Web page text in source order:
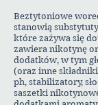
Beztytoniowe
stanowią
które zażywa się
zawiera nikotynę
dodatków, w tym
(oraz inne
ph, stabilizatory,
saszetki